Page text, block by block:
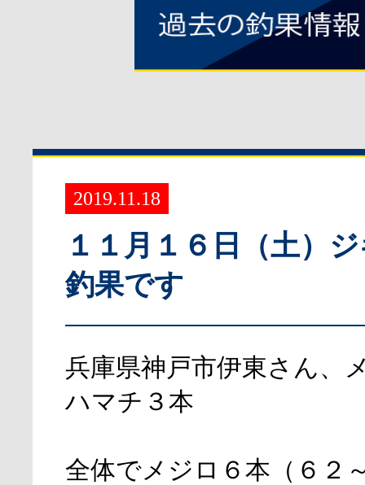
2019.11.18
１１月１６日（土）
釣果です
兵庫県神戸市伊東さん、
ハマチ３本
全体でメジロ６本（６２